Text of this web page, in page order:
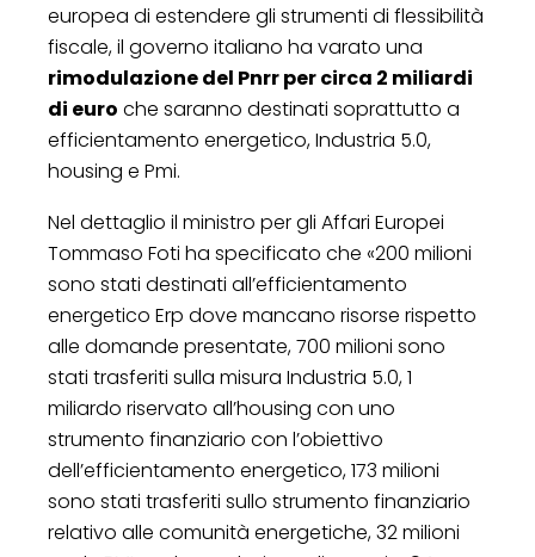
europea di estendere gli strumenti di flessibilità
fiscale, il governo italiano ha varato una
rimodulazione del Pnrr per circa 2 miliardi
di euro che saranno destinati soprattutto a
efficientamento energetico, Industria 5.0,
housing e Pmi.
Nel dettaglio il ministro per gli Affari Europei
Tommaso Foti ha specificato che «200 milioni
sono stati destinati all’efficientamento
energetico Erp dove mancano risorse rispetto
alle domande presentate, 700 milioni sono
stati trasferiti sulla misura Industria 5.0, 1
miliardo riservato all’housing con uno
strumento finanziario con l’obiettivo
dell’efficientamento energetico, 173 milioni
sono stati trasferiti sullo strumento finanziario
relativo alle comunità energetiche, 32 milioni